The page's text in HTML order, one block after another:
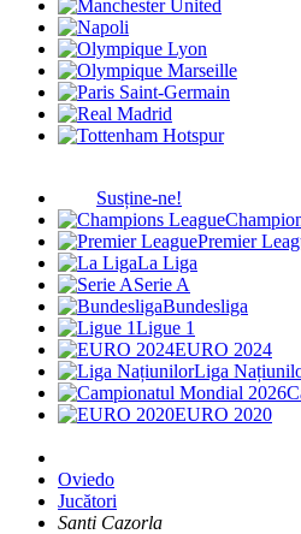
Susține-ne!
Premier
La Liga
Serie A
Bundesliga
Ligue 1
EURO 2024
Liga
EURO 2020
Oviedo
Jucători
Santi Cazorla